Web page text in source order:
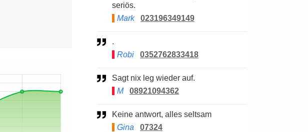
seriös.
Mark
023196349149
.
Robi
0352762833418
Sagt nix leg wieder auf.
M
08921094362
Keine antwort, alles seltsam
Gina
07324